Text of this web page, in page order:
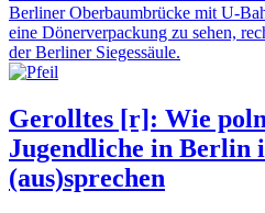
Gerolltes [r]: Wie
Jugendliche in Berlin
(aus)sprechen